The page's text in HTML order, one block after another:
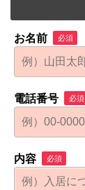
お名前 必須
電話番号 必須
内容 必須